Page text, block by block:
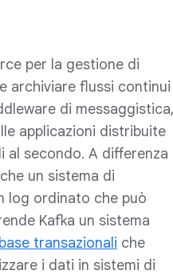
per la gestione di
archiviare flussi continui
di messaggistica,
applicazioni distribuite
al secondo. A differenza
un sistema di
log ordinato che può
Kafka un sistema
transazionali che
i dati in sistemi di